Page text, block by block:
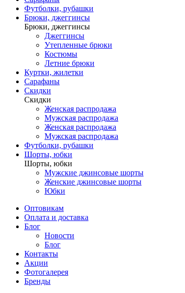
Футболки, рубашки
Брюки, джеггинсы
Брюки, джеггинсы
Джеггинсы
Утепленные брюки
Костюмы
Летние брюки
Куртки, жилетки
Сарафаны
Скидки
Скидки
Женская распродажа
Мужская распродажа
Женская распродажа
Мужская распродажа
Футболки, рубашки
Шорты, юбки
Шорты, юбки
Мужские джинсовые шорты
Женские джинсовые шорты
Юбки
Оптовикам
Оплата и доставка
Блог
Новости
Блог
Контакты
Акции
Фотогалерея
Бренды